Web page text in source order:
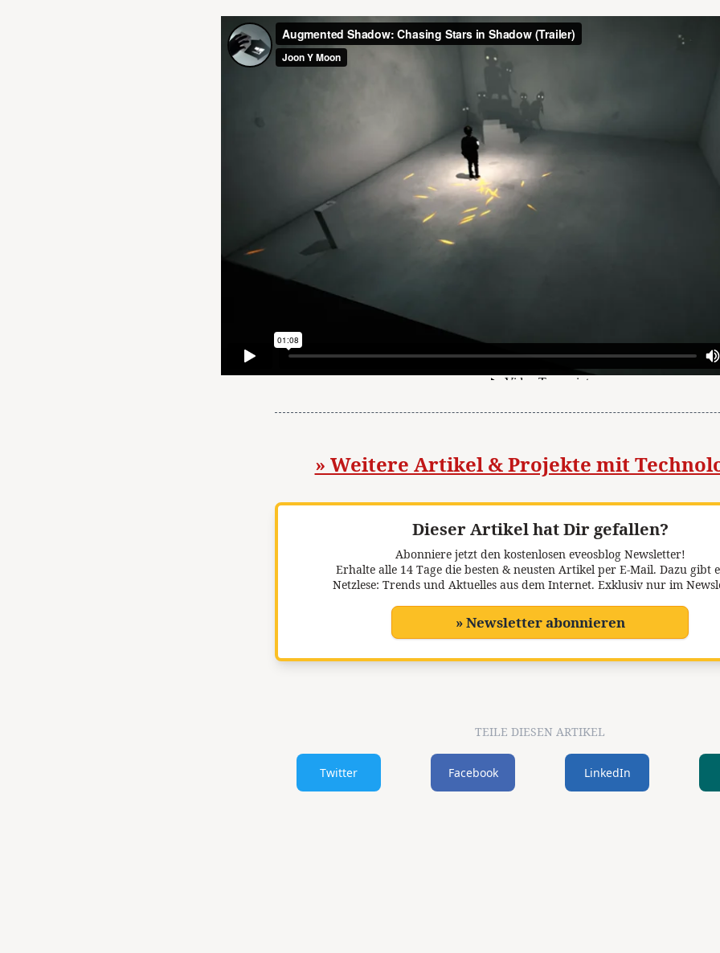
» Weitere Artikel & Projekte mit
Dieser Artikel hat Dir gefallen?
Abonniere jetzt den kostenlosen eveosblog Newsletter!
Erhalte alle 14 Tage die besten & neusten Artikel per E-Mail. Dazu gibt
Netzlese: Trends und Aktuelles aus dem Internet. Exklusiv nur im
» Newsletter abonnieren
TEILE DIESEN ARTIKEL
Twitter Facebook LinkedIn